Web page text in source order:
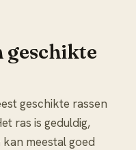
geschikte
geschikte rassen
ras is geduldig,
meestal goed